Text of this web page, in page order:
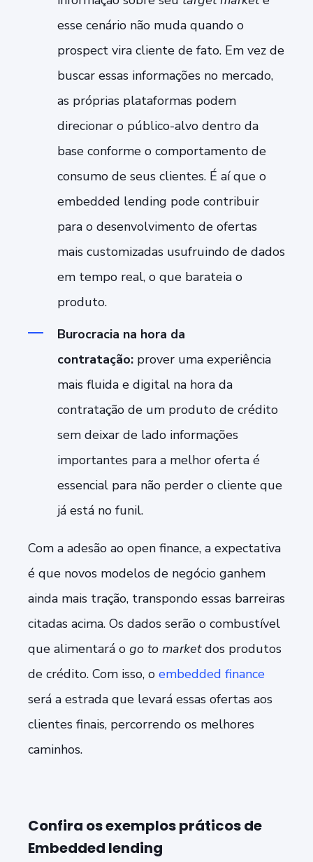
esse cenário não muda quando o
prospect vira cliente de fato. Em vez de
buscar essas informações no mercado,
as próprias plataformas podem
direcionar o público-alvo dentro da
base conforme o comportamento de
consumo de seus clientes. É aí que o
embedded lending pode contribuir
para o desenvolvimento de ofertas
mais customizadas usufruindo de dados
em tempo real, o que barateia o
produto.
Burocracia na hora da
contratação: prover uma experiência
mais fluida e digital na hora da
contratação de um produto de crédito
sem deixar de lado informações
importantes para a melhor oferta é
essencial para não perder o cliente que
já está no funil.
Com a adesão ao open finance, a expectativa
é que novos modelos de negócio ganhem
ainda mais tração, transpondo essas barreiras
citadas acima. Os dados serão o combustível
que alimentará o go to market dos produtos
de crédito. Com isso, o embedded finance
será a estrada que levará essas ofertas aos
clientes finais, percorrendo os melhores
caminhos.
Confira os exemplos práticos de
Embedded lending